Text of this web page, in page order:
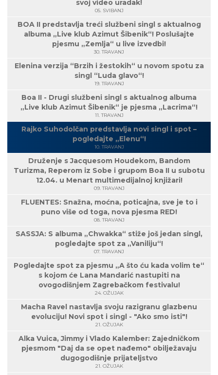
svoj video uradak!
05. SVIBANJ
BOA II predstavlja treći službeni singl s aktualnog
albuma „Live klub Azimut Šibenik“! Poslušajte
pjesmu „Zemlja“ u live izvedbi!
30. TRAVANJ
Elenina verzija “Brzih i žestokih“ u novom spotu za
singl “Luda glavo“!
19. TRAVANJ
Boa II - Drugi službeni singl s aktualnog albuma
„Live klub Azimut Šibenik“ je pjesma „Lacrima“!
11. TRAVANJ
Rajko Suhodolčan predstavlja novi singl i spot –
pogledajte „Elenu“!
10. TRAVANJ
Druženje s Jacquesom Houdekom, Bandom
Turizma, Reperom iz Sobe i grupom Boa II u subotu
12.04. u Menart multimedijalnoj knjižari!
09. TRAVANJ
FLUENTES: Snažna, moćna, poticajna, sve je to i
puno više od toga, nova pjesma RED!
08. TRAVANJ
SASSJA: S albuma „Chwakka“ stiže još jedan singl,
pogledajte spot za „Vaniliju“!
07. TRAVANJ
Pogledajte spot za pjesmu „A što ću kada volim te“
s kojom će Lana Mandarić nastupiti na
ovogodišnjem Zagrebačkom festivalu!
24. OŽUJAK
Macha Ravel nastavlja svoju razigranu glazbenu
evoluciju! Novi spot i singl - "Ako smo isti"!
21. OŽUJAK
Alka Vuica, Jimmy i Vlado Kalember: Zajedničkom
pjesmom "Daj da se opet nađemo" obilježavaju
dugogodišnje prijateljstvo
21. OŽUJAK